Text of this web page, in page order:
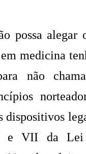
possa alegar
medicina
não
VII da Lei